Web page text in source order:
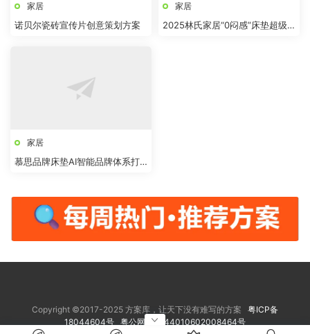
家居
诺贝尔瓷砖宣传片创意策划方案
家居
2025林氏家居“0闷感”床垫超级
家居
慕思品牌床垫AI智能品牌体系打
Copyright ©2017-2025 方案库，让天下没有难写的方案 粤ICP备
18044604号 粤公网安备 44010602008464号